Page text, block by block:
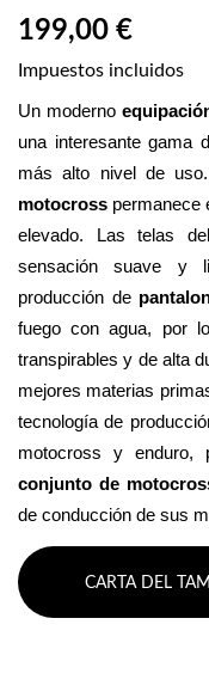
199,00 €
Impuestos incluidos
Un moderno
una interesante gama
más alto nivel de
motocross permanece
elevado. Las telas
sensación suave y
producción de
fuego con agua, por
transpirables y de alta
mejores materias
tecnología de
conjunto de
de conducción de sus
CARTA DEL